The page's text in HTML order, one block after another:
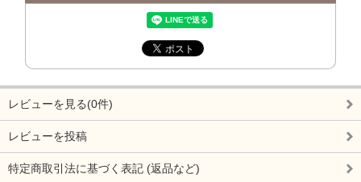
レビューを見る(0件)
レビューを投稿
特定商取引法に基づく表記 (返品など)